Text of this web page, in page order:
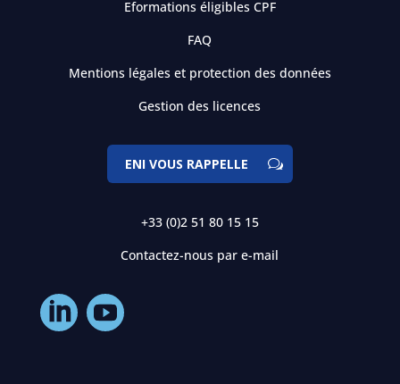
Eformations éligibles CPF
FAQ
Mentions légales et protection des données
Gestion des licences
ENI VOUS RAPPELLE
+33 (0)2 51 80 15 15
Contactez-nous par e-mail